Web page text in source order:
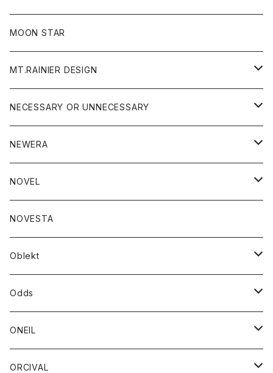
フリース
ジャケット
ニット
パンツ
帽子
MOON STAR
MT.RAINIER DESIGN
アウター
コート
ジャケット
アクセサリー
バッグ
グッズ
ウォレット
靴
トップス
ジャケット
シャツ
ボトム
ショートパンツ
パンツ
レディース
シャツ
Tシャツ
NECESSARY OR UNNECESSARY
アウター
コート
ジャケット
アクセサリー
バッグ
ブレスレット
グッズ
靴
ストール/マフラー
トップス
シャツ
シャツジャケット
ボトム
ショートパンツ
ジーンズ
NEWERA
帽子
NOVEL
トップス
カットソー
スエット
ボトム
NOVESTA
Oblekt
ボトム
ショートパンツ
パンツ
レディース
ボトム
Odds
帽子
ONEIL
スカート
ORCIVAL